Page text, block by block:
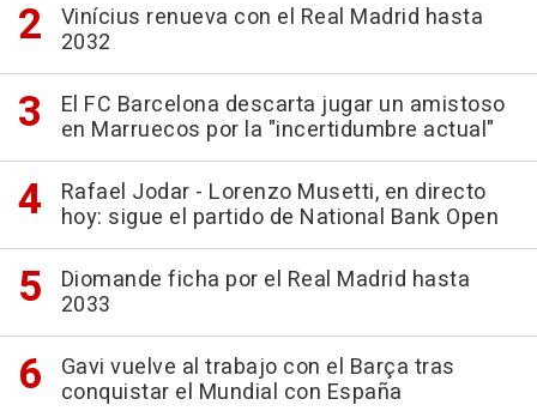
Vinícius renueva con el Real Madrid hasta
2032
El FC Barcelona descarta jugar un amistoso
en Marruecos por la "incertidumbre actual"
Rafael Jodar - Lorenzo Musetti, en directo
hoy: sigue el partido de National Bank Open
Diomande ficha por el Real Madrid hasta
2033
Gavi vuelve al trabajo con el Barça tras
conquistar el Mundial con España